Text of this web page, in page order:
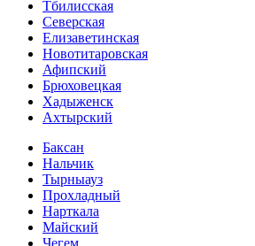
Тбилисская
Северская
Елизаветинская
Новотитаровская
Афипский
Брюховецкая
Хадыженск
Ахтырский
Баксан
Нальчик
Тырныауз
Прохладный
Нарткала
Майский
Чегем